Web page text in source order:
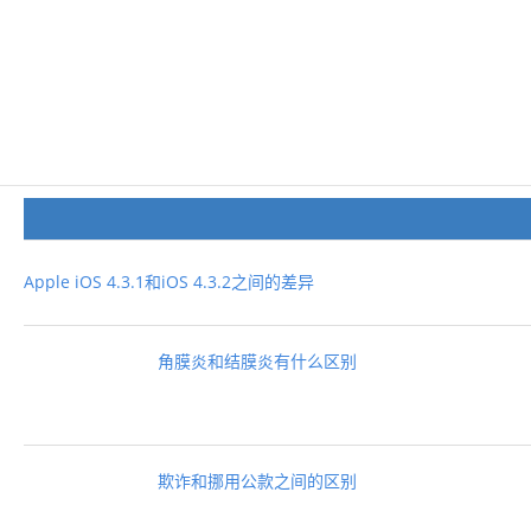
Apple iOS 4.3.1和iOS 4.3.2之间的差异
角膜炎和结膜炎有什么区别
欺诈和挪用公款之间的区别